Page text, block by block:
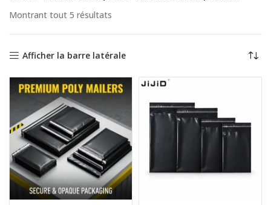
Montrant tout 5 résultats
Afficher la barre latérale